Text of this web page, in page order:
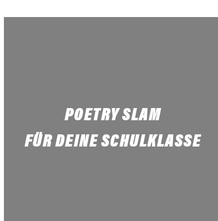
POETRY SLAM
FÜR DEINE SCHULKLASSE